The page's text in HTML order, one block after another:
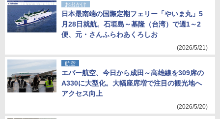
お出かけ
日本最南端の国際定期フェリー「やいま丸」5
月28日就航。石垣島～基隆（台湾）で週1～2
便、元・さんふらわあくろしお
(2026/5/21)
航空
エバー航空、今日から成田～高雄線を309席の
A330に大型化。大幅座席増で注目の観光地へ
アクセス向上
(2026/5/20)